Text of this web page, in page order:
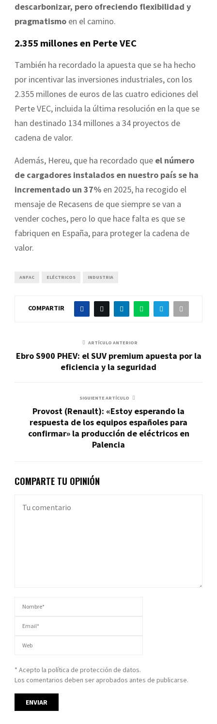
descarbonizar, pero ofreciendo flexibilidad y
pragmatismo en el camino.
2.355 millones en Perte VEC
También ha recordado la apuesta que se ha hecho
por incentivar las inversiones industriales, con los
2.355 millones de euros de las cuatro ediciones del
Perte VEC, incluida la última resolución en la que se
han destinado 134 millones a 34 proyectos de
cadena de valor.
Además, Hereu, que ha recordado que el número
de cargadores instalados en nuestro país se ha
incrementado un 37% en 2025, ha recogido el
mensaje de Recasens de que siempre se van a
vender coches, pero lo que hace falta es que se
fabriquen en España, para proteger la cadena de
valor.
ANFAC ELÉCTRICOS INDUSTRIA
COMPARTIR
ARTÍCULO ANTERIOR
Ebro S900 PHEV: el SUV premium apuesta por la
eficiencia y la seguridad
SIGUIENTE ARTÍCULO
Provost (Renault): «Estoy esperando la
respuesta de los equipos españoles para
confirmar» la producción de eléctricos en
Palencia
COMPARTE TU OPINIÓN
* Acepto la política de protección de datos.
Los comentarios deben ser aprobados antes de publicarse.